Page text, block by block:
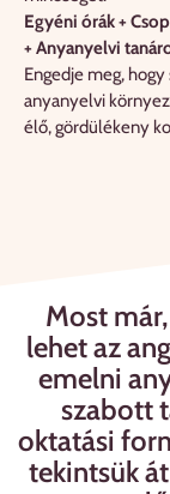
Egyéni órák +
+ Anyanyelvi
Engedje meg,
anyanyelvi
élő, gördülékeny
Most
lehet az
emelni
szabott
oktatási
tekintsük